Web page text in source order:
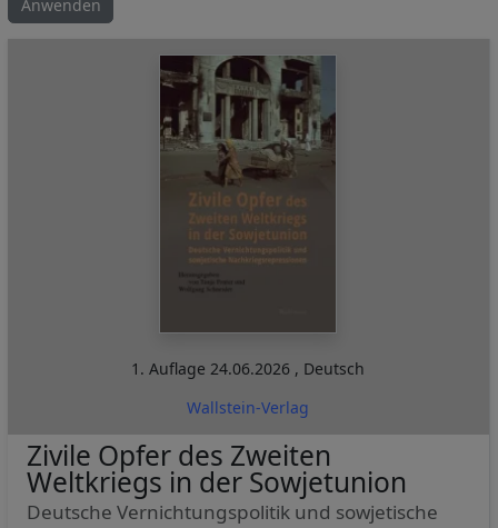
1. Auflage24.06.2026 , Deutsch
Wallstein-Verlag
Zivile Opfer des Zweiten
Weltkriegs in der Sowjetunion
Deutsche Vernichtungspolitik und sowjetische